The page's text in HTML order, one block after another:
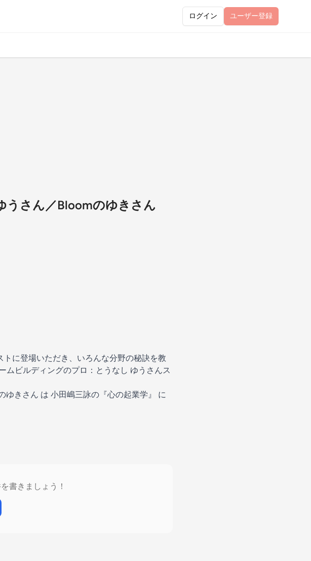
ログイン ユーザー登録
さん／Bloomのゆきさん
に登場いただき、いろんな分野の秘訣を教
ムビルディングのプロ：とうなし ゆうさんス
ゆきさん は 小田嶋三詠の『心の起業学』
に
書きましょう！